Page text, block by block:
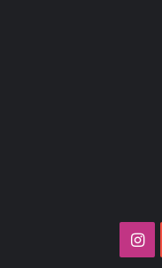
يوتيوب